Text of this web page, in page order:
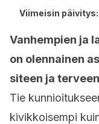
Viimeisin päivitys:
Vanhempien ja
on olennainen
siteen ja
Tie
kivikkoisempi